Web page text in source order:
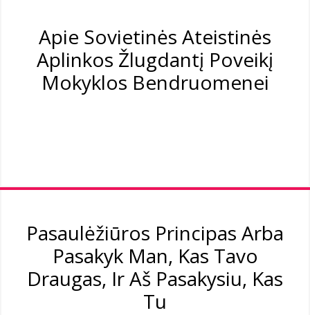
Apie Sovietinės Ateistinės
Aplinkos Žlugdantį Poveikį
Mokyklos Bendruomenei
Pasaulėžiūros Principas Arba
Pasakyk Man, Kas Tavo
Draugas, Ir Aš Pasakysiu, Kas
Tu